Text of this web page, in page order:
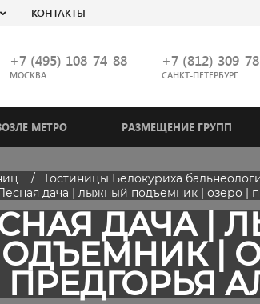
КОНТАКТЫ
+7 (495) 108-74-88
МОСКВА
+7 (812) 309-
САНКТ-ПЕТЕРБУРГ
МЕТРО РАЗМЕЩЕНИЕ ГРУПП
Гостиницы Белокуриха
дача | лыжный подъемник | озеро |
ДАЧА |
|
ПРЕДГОРЬЯ